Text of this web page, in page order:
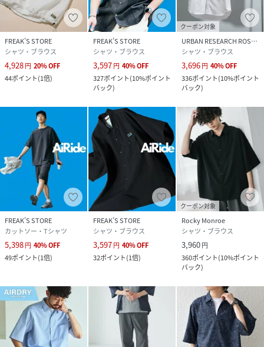
FREAK’S STORE
シャツ・ブラウス
4,928円 20%OFF
44ポイント(1倍)
FREAK’S STORE
シャツ・ブラウス
3,597円 40%OFF
327ポイント(10%ポイント
バック)
クーポン対象
URBAN RESEARCH ROSSO
シャツ・ブラウス
3,696円 40%OFF
336ポイント(10%ポイント
バック)
FREAK’S STORE
カットソー・Tシャツ
5,398円 40%OFF
49ポイント(1倍)
FREAK’S STORE
シャツ・ブラウス
3,597円 40%OFF
32ポイント(1倍)
クーポン対象
Rocky Monroe
シャツ・ブラウス
3,960円
360ポイント(10%ポイント
バック)